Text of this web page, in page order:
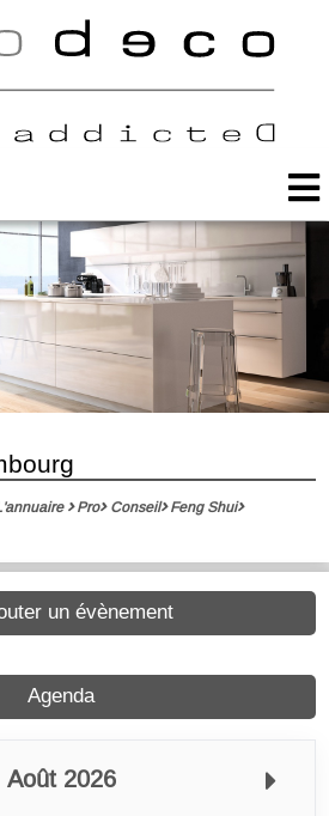
Pro Conseil Feng Shui
Agenda
Août 2026
un évènement